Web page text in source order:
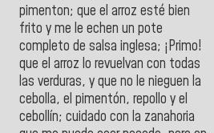
pimenton; que el arroz esté bien
frito y me le echen un pote
completo de salsa inglesa; ¡Primo!
que el arroz lo revuelvan con todas
las verduras, y que no le nieguen la
cebolla, el pimentón, repollo y el
cebollín; cuidado con la zanahoria